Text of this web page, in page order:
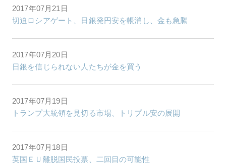
2017年07月21日
切迫ロシアゲート、日銀発円安を帳消し、金も急騰
2017年07月20日
日銀を信じられない人たちが金を買う
2017年07月19日
トランプ大統領を見切る市場、トリプル安の展開
2017年07月18日
英国ＥＵ離脱国民投票、二回目の可能性